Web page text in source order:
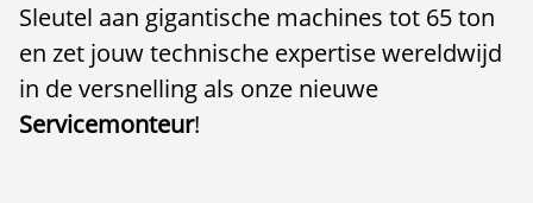
Sleutel aan gigantische machines tot 65 ton
en zet jouw technische expertise wereldwijd
in de versnelling als onze nieuwe
Servicemonteur!